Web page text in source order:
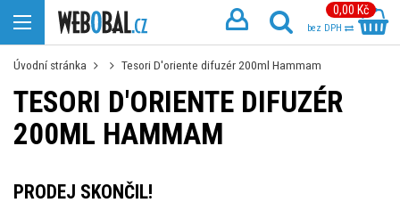
0,00 Kč
bez DPH
Úvodní stránka Tesori D'oriente difuzér 200ml Hammam
TESORI D'ORIENTE DIFUZÉR
200ML HAMMAM
PRODEJ SKONČIL!